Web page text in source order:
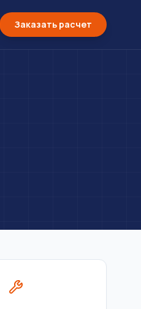
Заказать расчет